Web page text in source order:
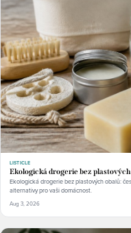
LISTICLE
Ekologická drogerie bez
Ekologická drogerie bez plastových obalů:
alternativy pro vaši domácnost.
Aug 3, 2026